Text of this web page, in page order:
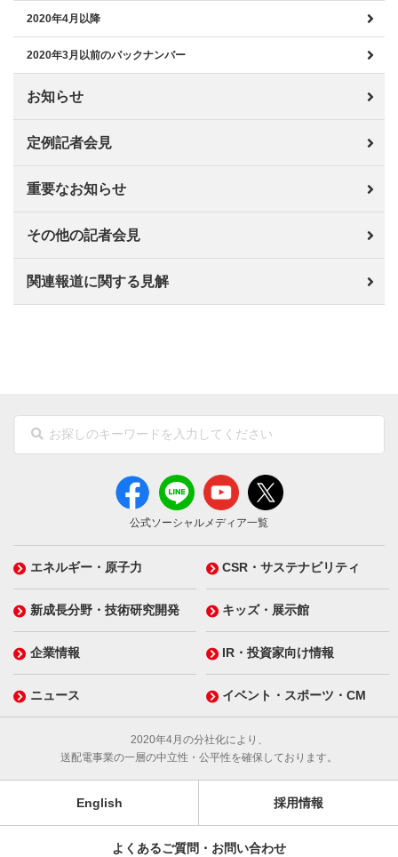
2020年4月以降
2020年3月以前のバックナンバー
お知らせ
定例記者会見
重要なお知らせ
その他の記者会見
関連報道に関する見解
公式ソーシャルメディア一覧
エネルギー・原子力 CSR・サステナビリティ
新成長分野・技術研究開発 キッズ・展示館
企業情報 IR・投資家向け情報
ニュース イベント・スポーツ・CM
2020年4月の分社化により、
送配電事業の一層の中立性・公平性を確保しております。
English 採用情報
よくあるご質問・お問い合わせ